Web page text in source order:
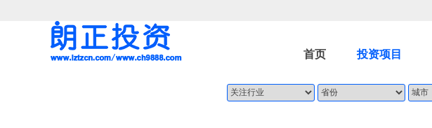
首页 投资项目